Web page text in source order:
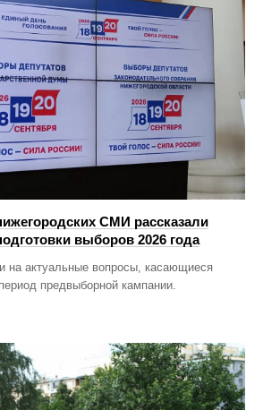
СМИ рассказали
выборов 2026 года
на актуальные вопросы, касающиеся
предвыборной кампании.